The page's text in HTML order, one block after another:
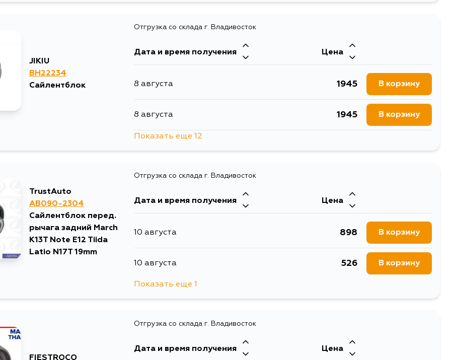
15 августа
17 августа 588
17 августа 588 В корзину
19 августа 588 В корзину
JIKIU
BH22234
Сайлентблок
Отгрузка со склада г. Владивосток
Дата и время получения Цена
8 августа 1945 В корзину
8 августа 1945 В корзину
9 августа
10 августа 1945
10 августа 1973 В корзину
11 августа 2678 В корзину
12 августа 1945 В корзину
13 августа
Показать еще 12
TrustAuto
AB090-2304
Сайлентблок перед.
рычага задний March
K13T Note E12 Tiida
Latio N17T 19mm
Отгрузка со склада г. Владивосток
Дата и время получения Цена
10 августа 898 В корзину
10 августа 526 В корзину
Показать еще 1
FIESTROCO
Отгрузка со склада г. Владивосток
Дата и время получения Цена